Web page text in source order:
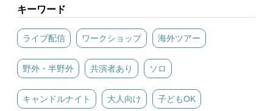
キーワード
ライブ配信 ワークショップ 海外ツアー
野外・半野外 共演者あり ソロ
キャンドルナイト 大人向け 子どもOK